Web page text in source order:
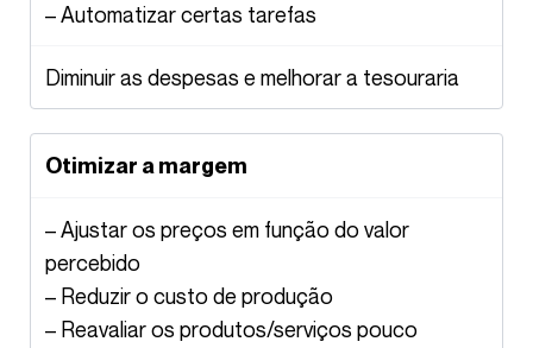
– Automatizar certas tarefas
Diminuir as despesas e melhorar a tesouraria
Otimizar a margem
– Ajustar os preços em função do valor
percebido
– Reduzir o custo de produção
– Reavaliar os produtos/serviços pouco